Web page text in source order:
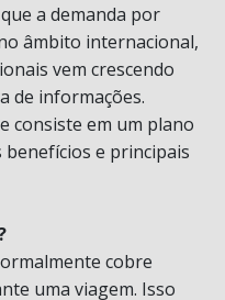
a demanda por
âmbito internacional,
vem crescendo
de informações.
consiste em um plano
e principais
cobre
uma viagem. Isso